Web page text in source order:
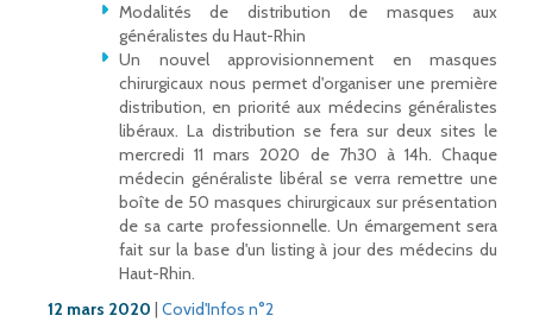
Modalités de distribution de masques aux
généralistes du Haut-Rhin
Un nouvel approvisionnement en masques
chirurgicaux nous permet d'organiser une première
distribution, en priorité aux médecins généralistes
libéraux. La distribution se fera sur deux sites le
mercredi 11 mars 2020 de 7h30 à 14h. Chaque
médecin généraliste libéral se verra remettre une
boîte de 50 masques chirurgicaux sur présentation
de sa carte professionnelle. Un émargement sera
fait sur la base d'un listing à jour des médecins du
Haut-Rhin.
12 mars 2020 | Covid'Infos n°2